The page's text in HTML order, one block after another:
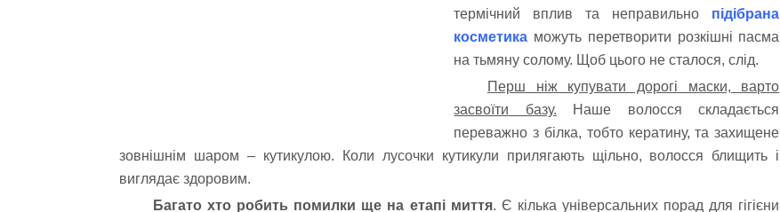
термічний вплив та неправильно підібрана
косметика можуть перетворити розкішні пасма
на тьмяну солому. Щоб цього не сталося, слід.
Перш ніж купувати дорогі маски, варто
засвоїти базу. Наше волосся складається
переважно з білка, тобто кератину, та захищене
зовнішнім шаром – кутикулою. Коли лусочки кутикули прилягають щільно, волосся блищить і
виглядає здоровим.
Багато хто робить помилки ще на етапі миття. Є кілька універсальних порад для гігієни